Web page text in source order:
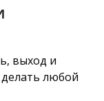
выход и
любой